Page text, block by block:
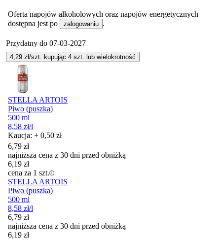
Oferta napojów alkoholowych oraz napojów energetycznych
dostępna jest po
zalogowaniu .
Przydatny do 07-03-2027
4,29 zł/szt. kupując 4 szt. lub wielokrotność
STELLA ARTOIS
Piwo (puszka)
500 ml
8,58 zł/l
Kaucja: + 0,50 zł
6,79 zł
najniższa cena z 30 dni przed obniżką
6,19 zł
cena za 1 szt.
STELLA ARTOIS
Piwo (puszka)
500 ml
8,58 zł/l
6,79 zł
najniższa cena z 30 dni przed obniżką
6,19 zł